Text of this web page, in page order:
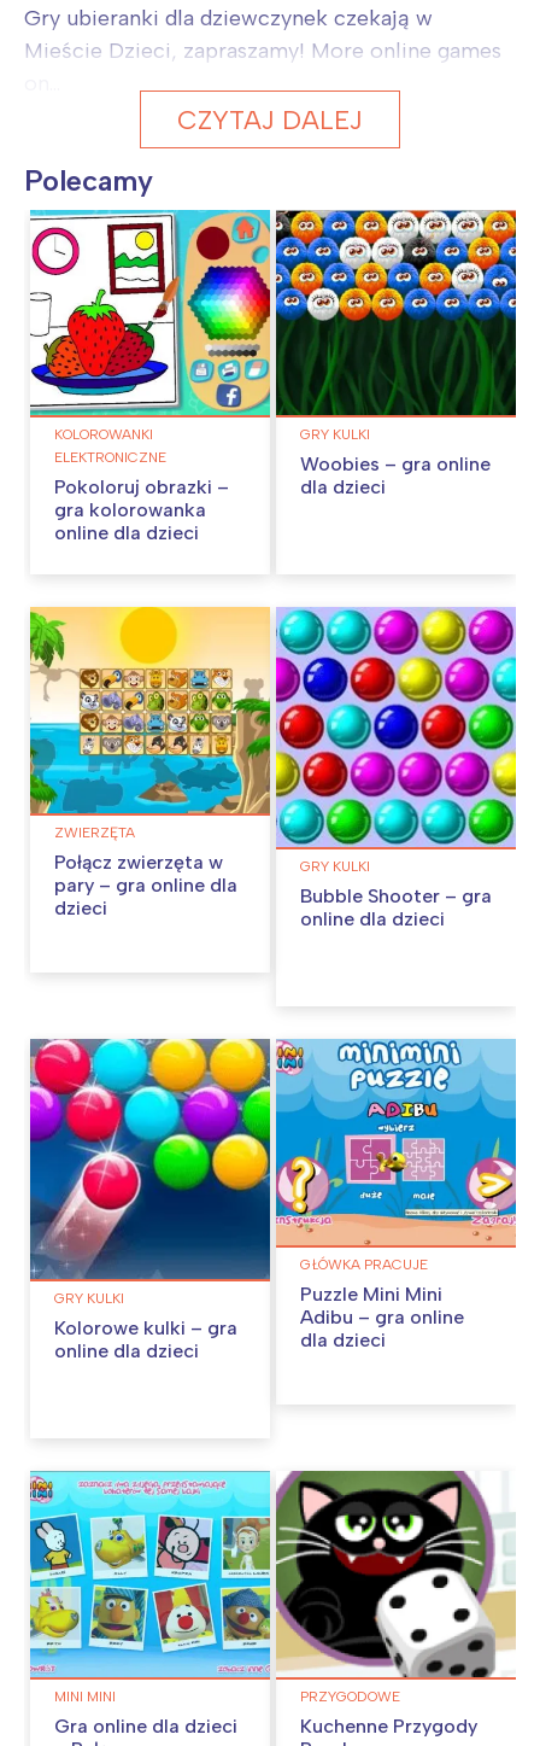
Gry ubieranki dla dziewczynek czekają w
Mieście Dzieci, zapraszamy! More online games
CZYTAJ DALEJ
Polecamy
KOLOROWANKI
ELEKTRONICZNE
Pokoloruj obrazki –
gra kolorowanka
online dla dzieci
GRY KULKI
Woobies – gra online
dla dzieci
ZWIERZĘTA
Połącz zwierzęta w
pary – gra online dla
dzieci
GRY KULKI
Bubble Shooter – gra
online dla dzieci
GRY KULKI
Kolorowe kulki – gra
online dla dzieci
GŁÓWKA PRACUJE
Puzzle Mini Mini
Adibu – gra online
dla dzieci
MINI MINI
Gra online dla dzieci
PRZYGODOWE
Kuchenne Przygody